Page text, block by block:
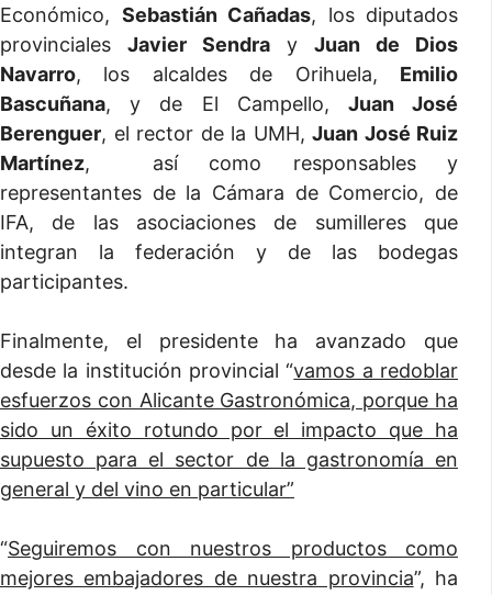
Económico, Sebastián Cañadas, los diputados
provinciales Javier Sendra y Juan de Dios
Navarro, los alcaldes de Orihuela, Emilio
Bascuñana, y de El Campello, Juan José
Berenguer, el rector de la UMH, Juan José Ruiz
Martínez, así como responsables y
representantes de la Cámara de Comercio, de
IFA, de las asociaciones de sumilleres que
integran la federación y de las bodegas
participantes.
Finalmente, el presidente ha avanzado que
desde la institución provincial “vamos a redoblar
esfuerzos con Alicante Gastronómica, porque ha
sido un éxito rotundo por el impacto que ha
supuesto para el sector de la gastronomía en
general y del vino en particular”
“Seguiremos con nuestros productos como
mejores embajadores de nuestra provincia”, ha